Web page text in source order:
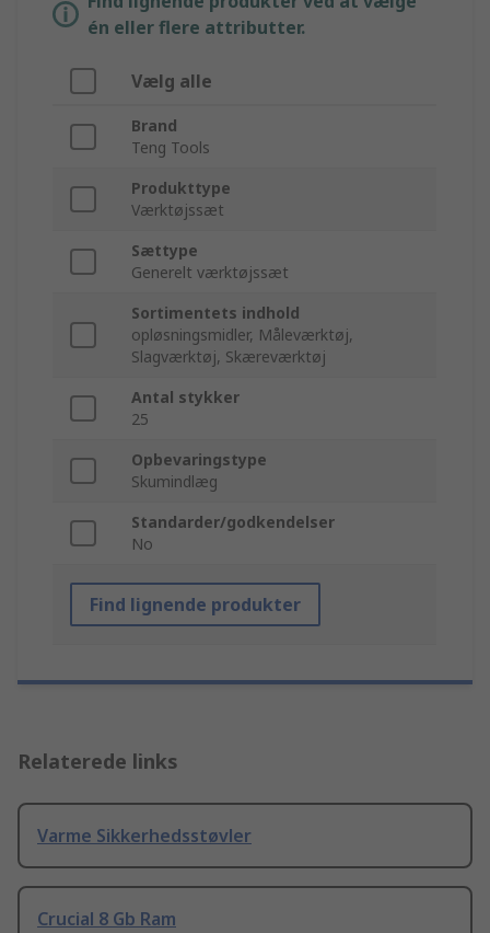
én eller flere attributter.
Vælg alle
Brand
Teng Tools
Produkttype
Værktøjssæt
Sættype
Generelt værktøjssæt
Sortimentets indhold
opløsningsmidler, Måleværktøj,
Slagværktøj, Skæreværktøj
Antal stykker
25
Opbevaringstype
Skumindlæg
Standarder/godkendelser
No
Find lignende produkter
Relaterede links
Varme Sikkerhedsstøvler
Crucial 8 Gb Ram